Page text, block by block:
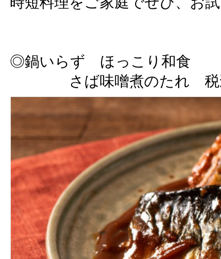
◎鍋いらず ほっこり和食
さば味噌煮のたれ 税